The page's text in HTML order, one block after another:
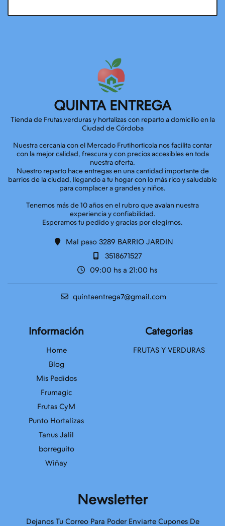
QUINTA ENTREGA
Tienda de Frutas,verduras y hortalizas con reparto a domicilio en la
Ciudad de Córdoba
Nuestra cercania con el Mercado Frutihorticola nos facilita contar
con la mejor calidad, frescura y con precios accesibles en toda
nuestra oferta.
Nuestro reparto hace entregas en una cantidad importante de
barrios de la ciudad, llegando a tu hogar con lo más rico y saludable
para complacer a grandes y niños.
Tenemos más de 10 años en el rubro que avalan nuestra
experiencia y confiabilidad.
Mal paso 3289 BARRIO JARDIN
3518671527
09:00 hs a 21:00 hs
quintaentrega7@gmail.com
Información
Home
Blog
Mis Pedidos
Frumagic
Frutas CyM
Punto Hortalizas
Tanus Jalil
borreguito
Wiñay
Categorias
FRUTAS Y VERDURAS
Newsletter
Dejanos Tu Correo Para Poder Enviarte Cupones De